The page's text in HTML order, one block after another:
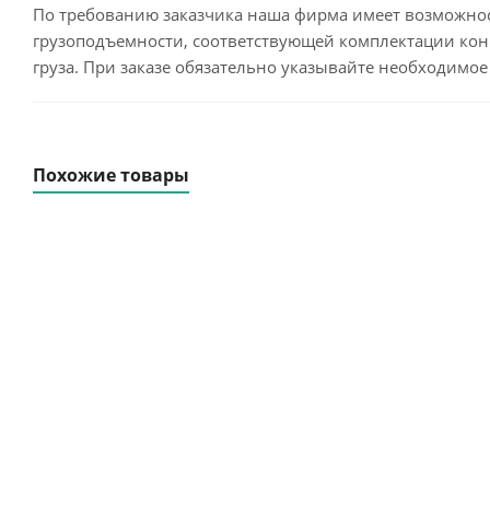
По требованию заказчика наша фирма имеет
грузоподъемности, соответствующей комплектации
груза. При заказе обязательно указывайте
Похожие товары